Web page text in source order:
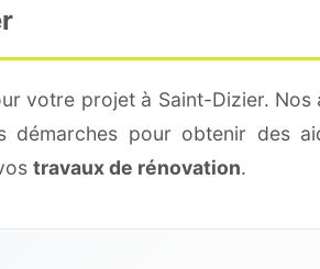
votre projet à Saint-Dizier.
pour obtenir des
travaux de rénovation.